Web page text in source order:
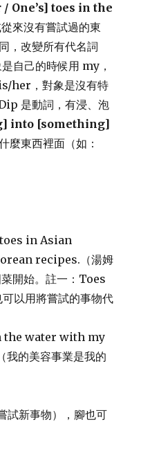
One’s] toes in the
來沒有嘗試過的東
，改變所有代名詞
自己的時候用 my，
her，對象是沒有特
是動詞，有浸、泡
into [something]
麼東西裡面（如：
in Asian
recipes.（湯姆
開始。註一：Toes
以用將嘗試的事物代
the water with my
的美容事業是我的
試新事物），腳也可